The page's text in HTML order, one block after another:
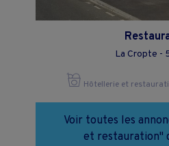
La Cropte -
Hôtellerie et
Voir toutes les
et restauration"